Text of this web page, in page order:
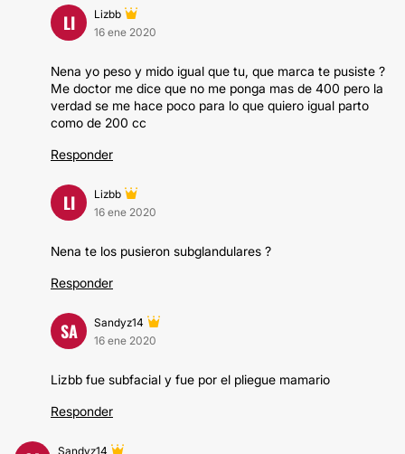
LI
Lizbb
16 ene 2020
Nena yo peso y mido igual que tu, que marca te pusiste ?
Me doctor me dice que no me ponga mas de 400 pero la
verdad se me hace poco para lo que quiero igual parto
como de 200 cc
Responder
LI
Lizbb
16 ene 2020
Nena te los pusieron subglandulares ?
Responder
SA
Sandyz14
16 ene 2020
Lizbb fue subfacial y fue por el pliegue mamario
Responder
Sandyz14